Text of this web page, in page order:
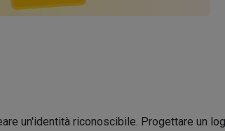
un'identità riconoscibile. Progettare un